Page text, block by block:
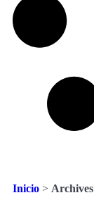
Inicio >